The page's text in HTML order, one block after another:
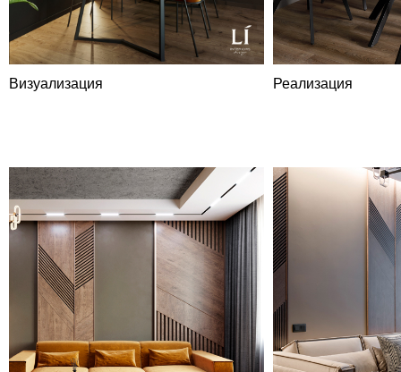
Визуализация Реализация